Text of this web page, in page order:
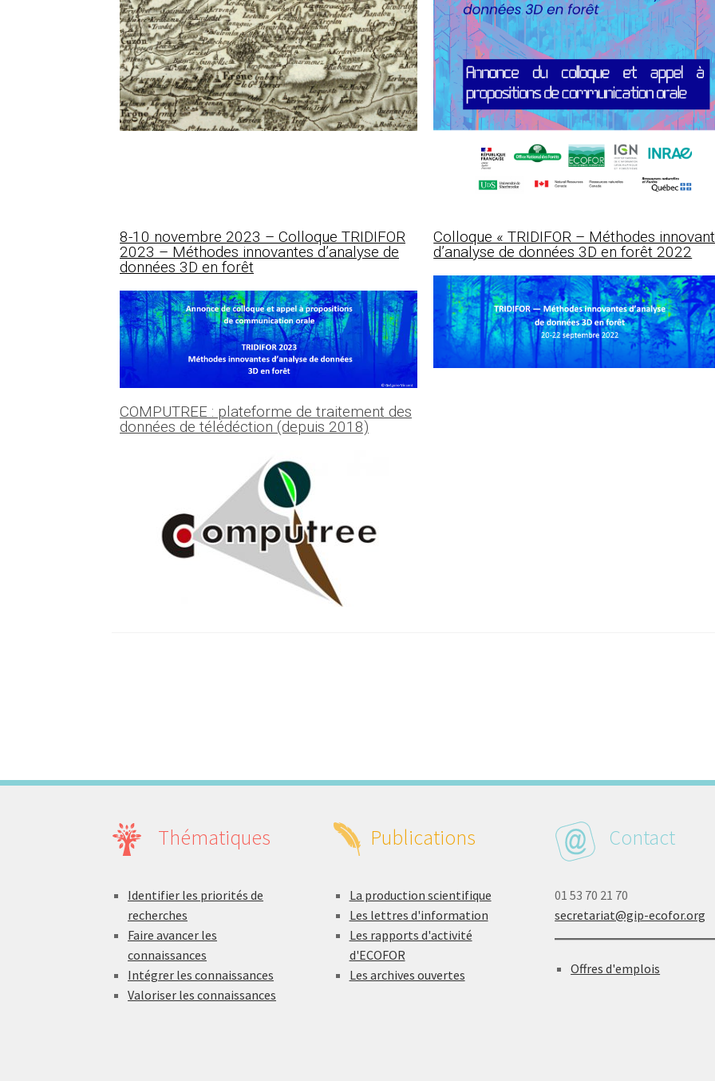
8-10 novembre 2023 – Colloque TRIDIFOR
2023 – Méthodes innovantes d’analyse de
données 3D en forêt
Colloque « TRIDIFOR – Méthodes
d’analyse de données 3D en forêt 2022
COMPUTREE : plateforme de traitement des
données de télédéction (depuis 2018)
Thématiques
Identifier les priorités de
recherches
Faire avancer les
connaissances
Intégrer les connaissances
Valoriser les connaissances
Publications
La production scientifique
Les lettres d'information
Les rapports d'activité
d'ECOFOR
Les archives ouvertes
Contact
01 53 70 21 70
secretariat@gip-ecofor.org
Offres d'emplois